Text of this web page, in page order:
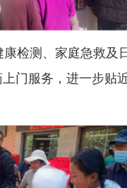
检测、家庭急救及
门服务，进一步贴